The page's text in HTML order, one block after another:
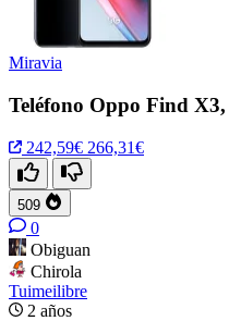
Miravia
Teléfono Oppo Find
242,59€ 266,31€
509
0
Obiguan
Chirola
Tuimeilibre
2 años